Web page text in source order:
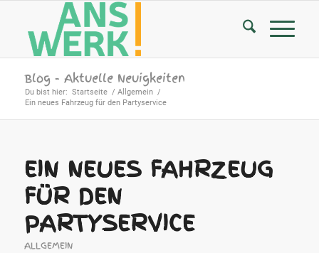
Blog - Aktuelle Neuigkeiten
Du bist hier: Startseite / Allgemein /
Ein neues Fahrzeug für den Partyservice
EIN NEUES FAHRZEUG
FÜR DEN
PARTYSERVICE
ALLGEMEIN